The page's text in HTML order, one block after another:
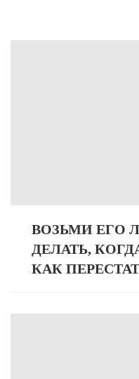
ВОЗЬМИ ЕГО
ДЕЛАТЬ,
КАК